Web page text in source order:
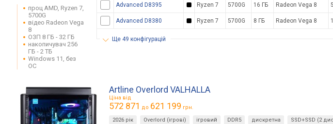
проц AMD, Ryzen 7,
5700G
відео Radeon Vega
8
ОЗП 8 ГБ - 32 ГБ
накопичувач 256
ГБ - 2 ТБ
Windows 11, без
ОС
Advanced D8395 Ryzen 7 5700G 16 ГБ Radeon Vega 8
Advanced D8380 Ryzen 7 5700G 8 ГБ Radeon Vega 8
ще 49 конфігурацій
Artline Overlord VALHALLA
Ціна від
572 871 до 621 199 грн.
2026 рік
Overlord (ігрові) ігровий DDR5 дискретна SSD+SSD (2